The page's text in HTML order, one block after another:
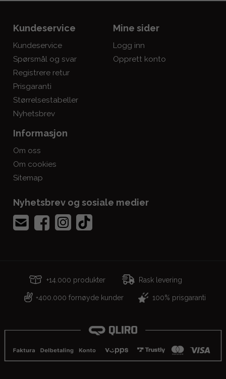
Kundeservice
Kundeservice
Spørsmål og svar
Registrere retur
Prisgaranti
Størrelsestabeller
Nyhetsbrev
Mine sider
Logg inn
Opprett konto
Informasjon
Om oss
Om cookies
Sitemap
Nyhetsbrev og sosiale medier
+14.000 produkter Rask levering
+400.000 fornøyde kunder 100% prisgaranti